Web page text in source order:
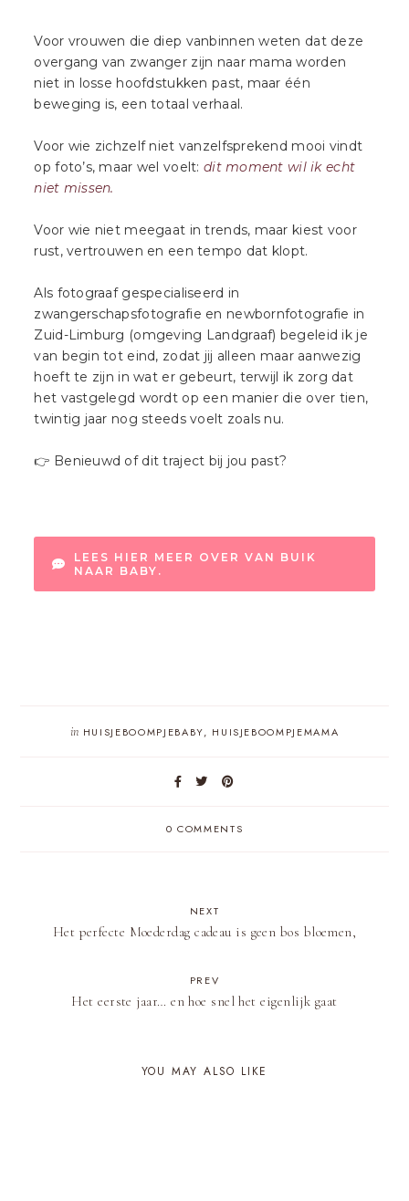
Voor vrouwen die diep vanbinnen weten dat deze
overgang van zwanger zijn naar mama worden
niet in losse hoofdstukken past, maar één
beweging is, een totaal verhaal.
Voor wie zichzelf niet vanzelfsprekend mooi vindt
op foto’s, maar wel voelt: dit moment wil ik echt
niet missen.
Voor wie niet meegaat in trends, maar kiest voor
rust, vertrouwen en een tempo dat klopt.
Als fotograaf gespecialiseerd in
zwangerschapsfotografie en newbornfotografie in
Zuid-Limburg (omgeving Landgraaf) begeleid ik je
van begin tot eind, zodat jij alleen maar aanwezig
hoeft te zijn in wat er gebeurt, terwijl ik zorg dat
het vastgelegd wordt op een manier die over tien,
twintig jaar nog steeds voelt zoals nu.
👉 Benieuwd of dit traject bij jou past?
LEES HIER MEER OVER VAN BUIK
NAAR BABY.
in HUISJEBOOMPJEBABY, HUISJEBOOMPJEMAMA
0 COMMENTS
NEXT
Het perfecte Moederdag cadeau is geen bos bloemen,
PREV
Het eerste jaar… en hoe snel het eigenlijk gaat
YOU MAY ALSO LIKE